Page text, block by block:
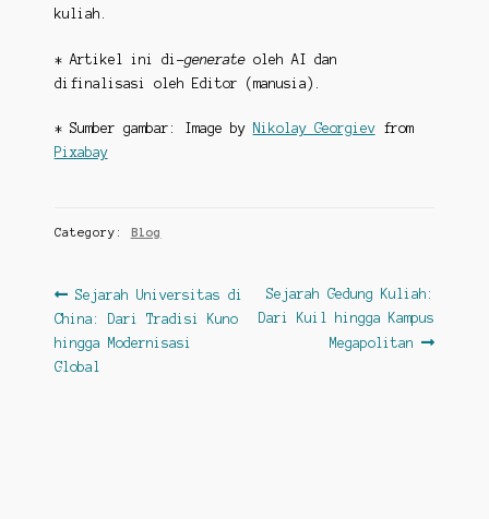
kuliah.
* Artikel ini di-generate oleh AI dan
difinalisasi oleh Editor (manusia).
* Sumber gambar: Image by Nikolay Georgievfrom
Pixabay
Category: Blog
Post
navigation
Previous
post:
Sejarah Universitas di
China: Dari Tradisi Kuno
hingga Modernisasi
Global
Next
post:
Sejarah Gedung Kuliah:
Dari Kuil hingga Kampus
Megapolitan